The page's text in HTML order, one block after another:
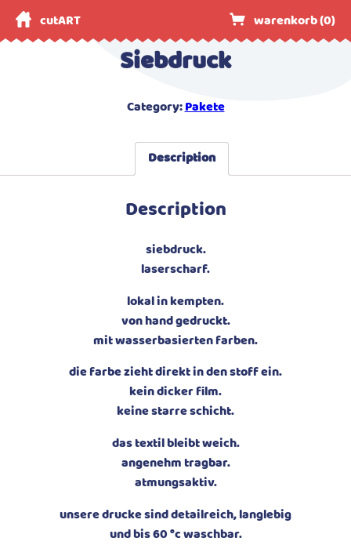
cutART warenkorb (0)
Siebdruck
Category:Pakete
Description
Description
siebdruck.
laserscharf.
lokal in kempten.
von hand gedruckt.
mit wasserbasierten farben.
die farbe zieht direkt in den stoff ein.
kein dicker film.
keine starre schicht.
das textil bleibt weich.
angenehm tragbar.
atmungsaktiv.
unsere drucke sind detailreich, langlebig
und bis 60 °c waschbar.